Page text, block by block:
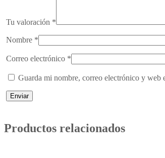
Tu valoración *
Nombre *
Correo electrónico *
Guarda mi nombre, correo electrónico y web
Productos relacionados